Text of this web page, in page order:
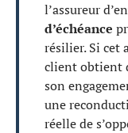
l’assureur
d’échéance
résilier. Si cet
client obtient
son
une
réelle de